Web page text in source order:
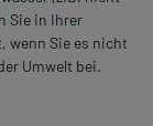
Sie in Ihrer
wenn Sie es nicht
Umwelt bei.